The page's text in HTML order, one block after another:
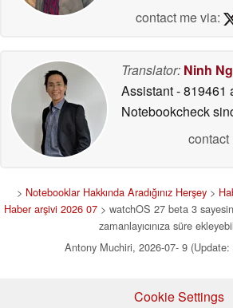
contact me via:
Translator: Ninh
Assistant- 819461
Notebookcheck
contact
> Notebooklar Hakkında Aradığınız Herşey >
Haber arşivi 2026 07> watchOS 27 beta 3
zamanlayıcınıza süre
Antony Muchiri, 2026-07- 9 (Update:
Cookie Settings